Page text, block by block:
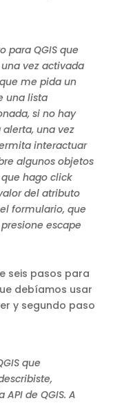
para QGIS que
vez activada
me pida un
una lista
si no hay
una vez
interactuar
algunos objetos
hago click
del atributo
formulario, que
escape
seis pasos para
debíamos usar
y segundo paso
que
de QGIS. A